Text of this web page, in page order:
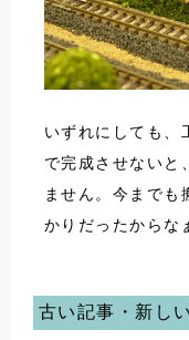
いずれにしても、
で完成させないと
ません。今までも
かりだったからな
古い記事・新し